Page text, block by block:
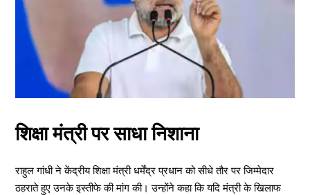
शिक्षा मंत्री पर साधा निशाना
राहुल गांधी ने केंद्रीय शिक्षा मंत्री धर्मेंद्र प्रधान को सीधे तौर पर जिम्मेदार
ठहराते हुए उनके इस्तीफे की मांग की। उन्होंने कहा कि यदि मंत्री के खिलाफ